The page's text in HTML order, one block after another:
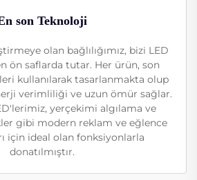
son Teknoloji
olan bağlılığımız, bizi LED
ön saflarda tutar. Her ürün, son
kullanılarak tasarlanmakta olup
verimliliği ve uzun ömür sağlar.
yerçekimi algılama ve
gibi modern reklam ve eğlence
için ideal olan fonksiyonlarla
donatılmıştır.